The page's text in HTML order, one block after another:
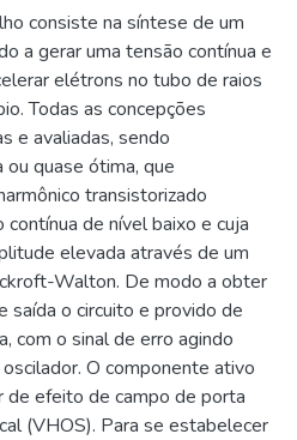
consiste na síntese de um
a gerar uma tensão contínua e
elétrons no tubo de raios
Todas as concepções
e avaliadas, sendo
quase ótima, que
transistorizado
de nível baixo e cuja
elevada através de um
Walton. De modo a obter
saída o circuito e provido de
com o sinal de erro agindo
O componente ativo
efeito de campo de porta
(VHOS). Para se estabelecer